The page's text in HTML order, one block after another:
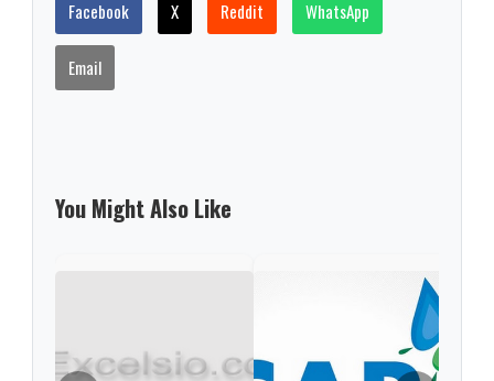
Facebook X Reddit WhatsApp
Email
You Might Also Like